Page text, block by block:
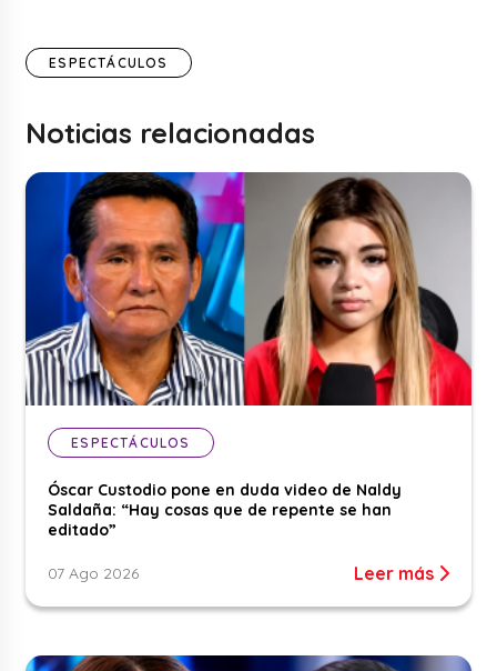
ESPECTÁCULOS
Noticias relacionadas
ESPECTÁCULOS
Óscar Custodio pone en duda video de Naldy
Saldaña: “Hay cosas que de repente se han
editado”
07 Ago 2026 Leer más